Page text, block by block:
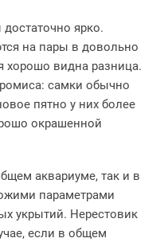
ярко.
на пары в довольно
хорошо видна разница.
самки обычно
пятно у них более
окрашенной
аквариуме, так и в
параметрами
укрытий. Нерестовик
если в общем